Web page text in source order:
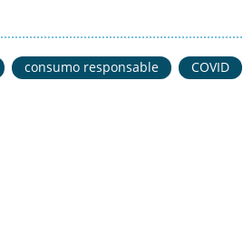
consumo responsable
COVID